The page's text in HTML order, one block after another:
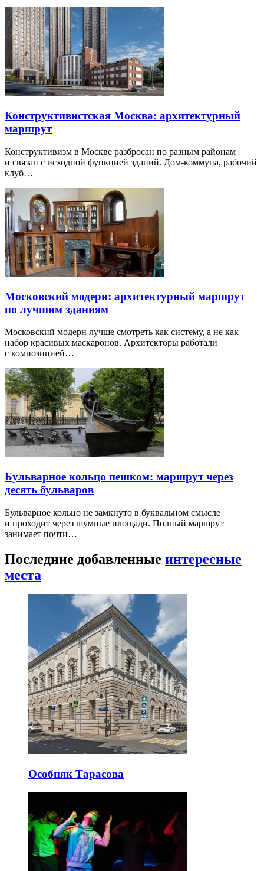
Конструктивистская Москва: архитектурный
маршрут
Конструктивизм в Москве разбросан по разным районам
и связан с исходной функцией зданий. Дом-коммуна, рабочий
клуб…
Московский модерн: архитектурный маршрут
по лучшим зданиям
Московский модерн лучше смотреть как систему, а не как
набор красивых маскаронов. Архитекторы работали
с композицией…
Бульварное кольцо пешком: маршрут через
десять бульваров
Бульварное кольцо не замкнуто в буквальном смысле
и проходит через шумные площади. Полный маршрут
занимает почти…
Последние добавленные интересные
места
Особняк Тарасова